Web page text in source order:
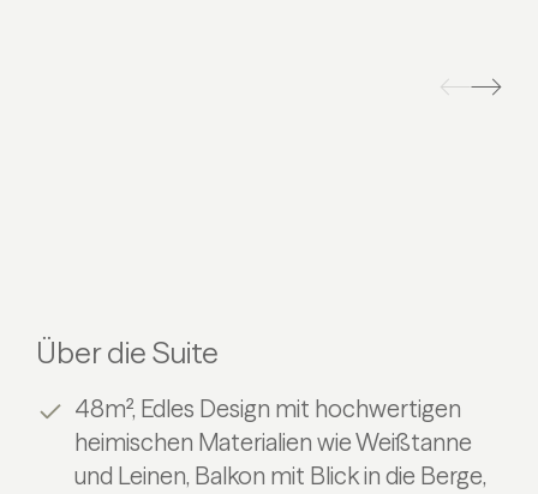
Über die Suite
48m², Edles Design mit hochwertigen
heimischen Materialien wie Weißtanne
und Leinen, Balkon mit Blick in die Berge,